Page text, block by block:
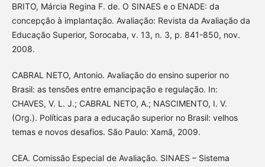
BRITO, Márcia Regina F. de. O SINAES e o ENADE: da
concepção à implantação. Avaliação: Revista da Avaliação da
Educação Superior, Sorocaba, v. 13, n. 3, p. 841-850, nov.
2008.
CABRAL NETO, Antonio. Avaliação do ensino superior no
Brasil: as tensões entre emancipação e regulação. In:
CHAVES, V. L. J.; CABRAL NETO, A.; NASCIMENTO, I. V.
(Org.). Políticas para a educação superior no Brasil: velhos
temas e novos desafios. São Paulo: Xamã, 2009.
CEA. Comissão Especial de Avaliação. SINAES – Sistema